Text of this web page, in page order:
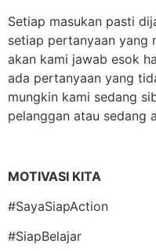
Setiap masukan pasti
setiap pertanyaan yang
akan kami jawab esok
ada pertanyaan yang
mungkin kami sedang
pelanggan atau sedang
MOTIVASI KITA
#SayaSiapAction
#SiapBelajar